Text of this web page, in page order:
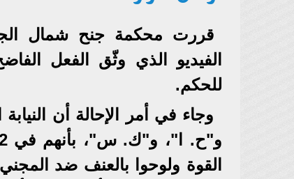
قررت محكمة جنح شمال
للحكم.
وجاء في أمر الإحالة أن
القوة ولوحوا بالعنف ضد